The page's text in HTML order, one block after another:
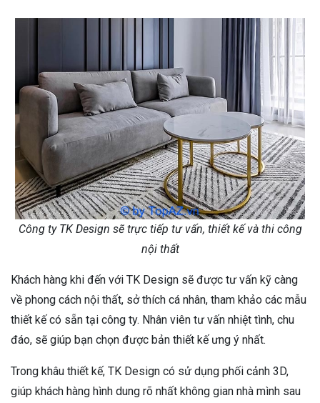
Công ty TK Design sẽ trực tiếp tư vấn, thiết kế và thi công
nội thất
Khách hàng khi đến với TK Design sẽ được tư vấn kỹ càng
về phong cách nội thất, sở thích cá nhân, tham khảo các mẫu
thiết kế có sẵn tại công ty. Nhân viên tư vấn nhiệt tình, chu
đáo, sẽ giúp bạn chọn được bản thiết kế ưng ý nhất.
Trong khâu thiết kế, TK Design có sử dụng phối cảnh 3D,
giúp khách hàng hình dung rõ nhất không gian nhà mình sau